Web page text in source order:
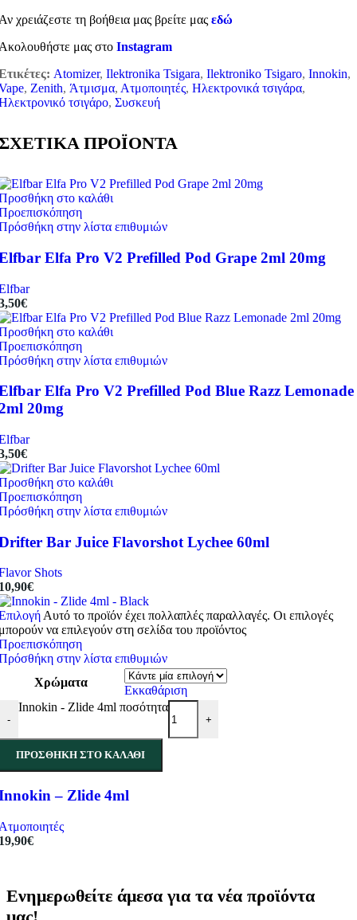
χρειάζεστε τη βοήθεια μας βρείτε μας εδώ
μας στο Instagram
Atomizer, Ilektronika Tsigara, Ilektroniko Tsigaro, Innokin,
, Zenith, Άτμισμα, Ατμοποιητές, Ηλεκτρονικά τσιγάρα,
τσιγάρο, Συσκευή
ΠΡΟΪΟΝΤΑ
στο καλάθι
στην λίστα επιθυμιών
Elfa Pro V2 Prefilled Pod Grape 2ml 20mg
€
στο καλάθι
στην λίστα επιθυμιών
Elfa Pro V2 Prefilled Pod Blue Razz Lemonade
20mg
€
στο καλάθι
στην λίστα επιθυμιών
Bar Juice Flavorshot Lychee 60ml
Shots
€
Αυτό το προϊόν έχει πολλαπλές παραλλαγές. Οι επιλογές
να επιλεγούν στη σελίδα του προϊόντος
στην λίστα επιθυμιών
Χρώματα
Εκκαθάριση
-
Innokin - Zlide 4ml ποσότητα
+
ΠΡΟΣΘΉΚΗ ΣΤΟ ΚΑΛΆΘΙ
– Zlide 4ml
€
Ενημερωθείτε άμεσα για τα νέα προϊόντα